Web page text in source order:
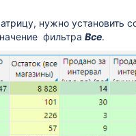
нужно установить
фильтра Все.